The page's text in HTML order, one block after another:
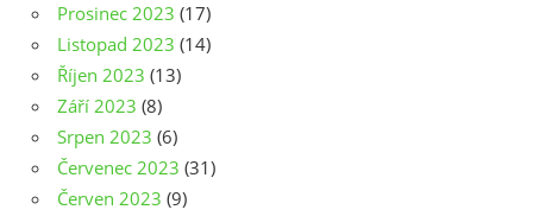
Prosinec 2023 (17)
Listopad 2023 (14)
Říjen 2023 (13)
Září 2023 (8)
Srpen 2023 (6)
Červenec 2023 (31)
Červen 2023 (9)